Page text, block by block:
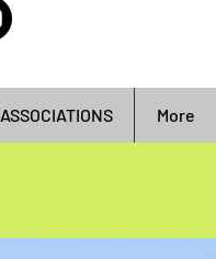
ASSOCIATIONS More